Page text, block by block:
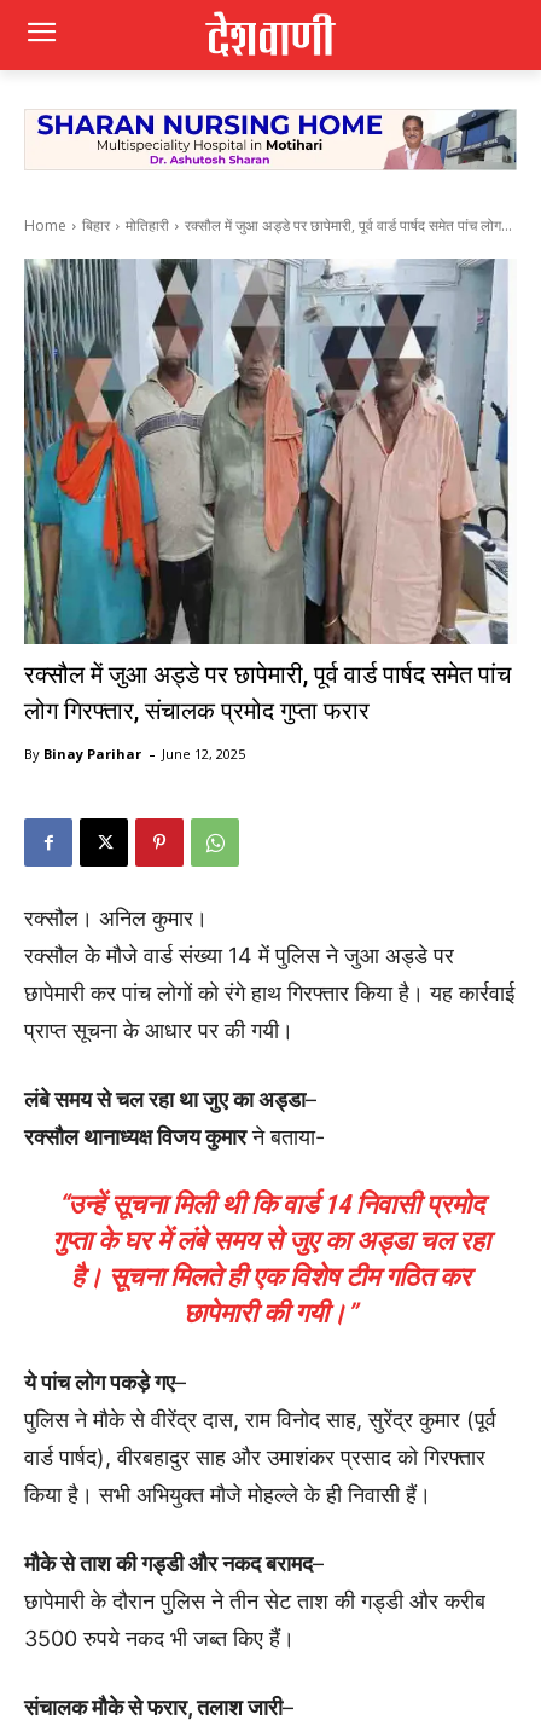
Home बिहार मोतिहारी रक्सौल में जुआ अड्डे पर छापेमारी, पूर्व वार्ड पार्षद समेत पांच लोग...
रक्सौल में जुआ अड्डे पर छापेमारी, पूर्व वार्ड पार्षद समेत पांच
लोग गिरफ्तार, संचालक प्रमोद गुप्ता फरार
By Binay Parihar - June 12, 2025
रक्सौल। अनिल कुमार।
रक्सौल के मौजे वार्ड संख्या 14 में पुलिस ने जुआ अड्डे पर
छापेमारी कर पांच लोगों को रंगे हाथ गिरफ्तार किया है। यह कार्रवाई
प्राप्त सूचना के आधार पर की गयी।
लंबे समय से चल रहा था जुए का अड्डा–
रक्सौल थानाध्यक्ष विजय कुमारने बताया-
“उन्हें सूचना मिली थी कि वार्ड 14 निवासी प्रमोद
गुप्ता के घर में लंबे समय से जुए का अड्डा चल रहा
है। सूचना मिलते ही एक विशेष टीम गठित कर
छापेमारी की गयी।”
ये पांच लोग पकड़े गए–
पुलिस ने मौके से वीरेंद्र दास, राम विनोद साह, सुरेंद्र कुमार (पूर्व
वार्ड पार्षद), वीरबहादुर साह और उमाशंकर प्रसाद को गिरफ्तार
किया है। सभी अभियुक्त मौजे मोहल्ले के ही निवासी हैं।
मौके से ताश की गड्डी और नकद बरामद–
छापेमारी के दौरान पुलिस ने तीन सेट ताश की गड्डी और करीब
3500 रुपये नकद भी जब्त किए हैं।
संचालक मौके से फरार, तलाश जारी–